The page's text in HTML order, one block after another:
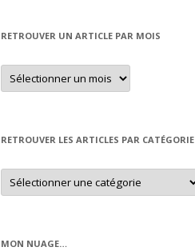
RETROUVER UN ARTICLE PAR MOIS
Retrouver
un
article
RETROUVER LES ARTICLES PAR CATÉGORIE
Retrouver
les
articles
MON NUAGE…